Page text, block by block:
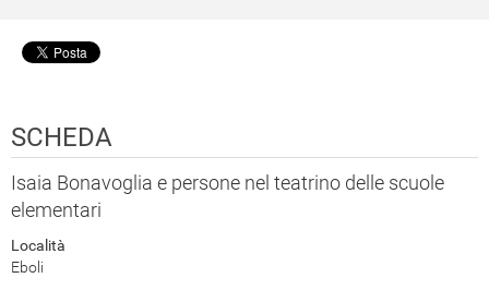
SCHEDA
Isaia Bonavoglia e persone nel teatrino delle scuole
elementari
Località
Eboli